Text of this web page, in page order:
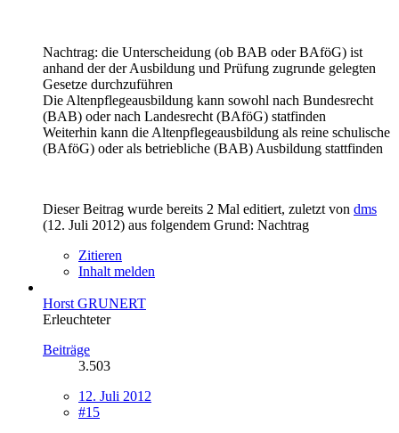
Nachtrag: die Unterscheidung (ob BAB oder BAföG) ist
anhand der der Ausbildung und Prüfung zugrunde gelegten
Gesetze durchzuführen
Die Altenpflegeausbildung kann sowohl nach Bundesrecht
(BAB) oder nach Landesrecht (BAföG) statfinden
Weiterhin kann die Altenpflegeausbildung als reine schulische
(BAföG) oder als betriebliche (BAB) Ausbildung stattfinden
Dieser Beitrag wurde bereits 2 Mal editiert, zuletzt von dms
(12. Juli 2012) aus folgendem Grund: Nachtrag
Zitieren
Inhalt melden
Horst GRUNERT
Erleuchteter
Beiträge
3.503
12. Juli 2012
#15